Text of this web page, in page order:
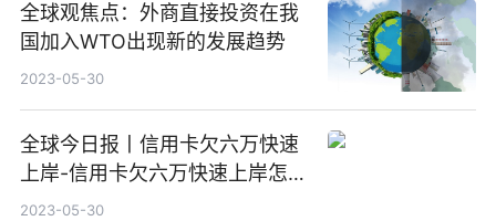
全球观焦点：外商直接投资在我
国加入WTO出现新的发展趋势
2023-05-30
全球今日报丨信用卡欠六万快速
上岸-信用卡欠六万快速上岸怎么
办
2023-05-30